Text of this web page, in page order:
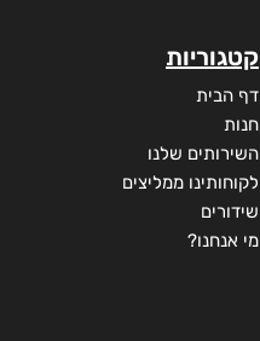
קטגוריות
דף הבית
חנות
השירותים שלנו
לקוחותינו ממליצים
שידורים
מי אנחנו?